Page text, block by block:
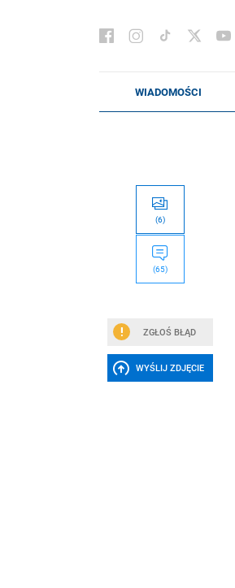
(6)
(65)
ZGŁOŚ BŁĄD
WYŚLIJ ZDJĘCIE